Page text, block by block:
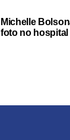
Michelle
foto no hospital